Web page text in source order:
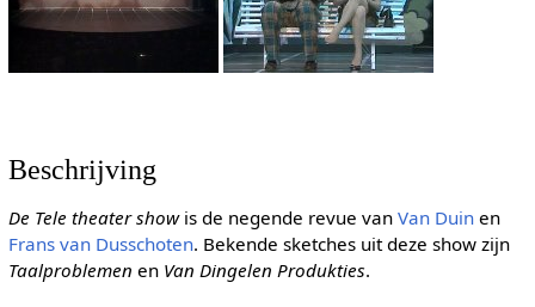
Beschrijving
De Tele theater showis de negende revue van Van Duinen
Frans van Dusschoten. Bekende sketches uit deze show zijn
Taalproblemen en Van Dingelen Produkties.